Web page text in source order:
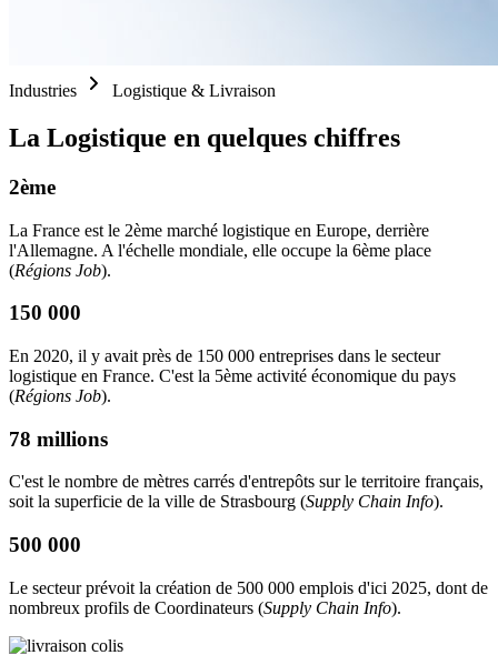
Industries Logistique & Livraison
La Logistique en quelques chiffres
2ème
La France est le 2ème marché logistique en Europe, derrière
l'Allemagne. A l'échelle mondiale, elle occupe la 6ème place
(Régions Job).
150 000
En 2020, il y avait près de 150 000 entreprises dans le secteur
logistique en France. C'est la 5ème activité économique du pays
(Régions Job).
78 millions
C'est le nombre de mètres carrés d'entrepôts sur le territoire français,
soit la superficie de la ville de Strasbourg (Supply Chain Info).
500 000
Le secteur prévoit la création de 500 000 emplois d'ici 2025, dont de
nombreux profils de Coordinateurs (Supply Chain Info).